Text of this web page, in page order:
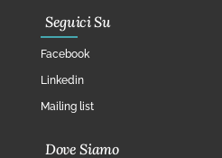
Seguici Su
Facebook
Linkedin
Mailing list
Dove Siamo